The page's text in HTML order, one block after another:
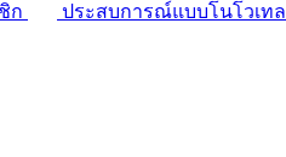
ก ประสบการณ์แบบโนโวเทล